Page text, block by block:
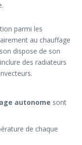
parmi les
au chauffage
dispose de son
des radiateurs
autonome sont
de chaque